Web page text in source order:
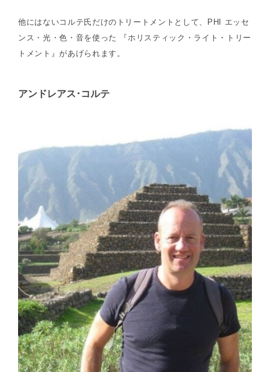
他にはないコルテ氏だけのトリートメントとして、PHI エッセ
ンス・光・色・音を使った 『ホリスティック・ライト・トリー
トメント』があげられます。
アンドレアス･コルテ